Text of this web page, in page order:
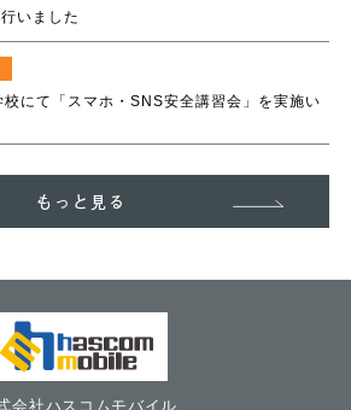
いました
にて「スマホ・SNS安全講習会」を実施い
もっと見る
会社ハスコムモバイル